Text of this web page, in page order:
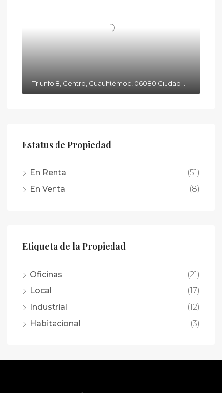
Estatus de Propiedad
En Renta
(51)
En Venta
(8)
Etiqueta de la Propiedad
Oficinas
(21)
Local
(17)
Industrial
(12)
Habitacional
(3)